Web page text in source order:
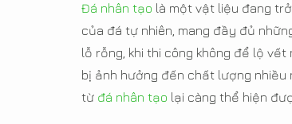
Đá nhân tạo là một vật liệu đang
của đá tự nhiên, mang đầy đủ
lỗ rỗng, khi thi công không để lộ
bị ảnh hưởng đến chất lượng nhiều
từ đá nhân tạo lại càng thể hiện